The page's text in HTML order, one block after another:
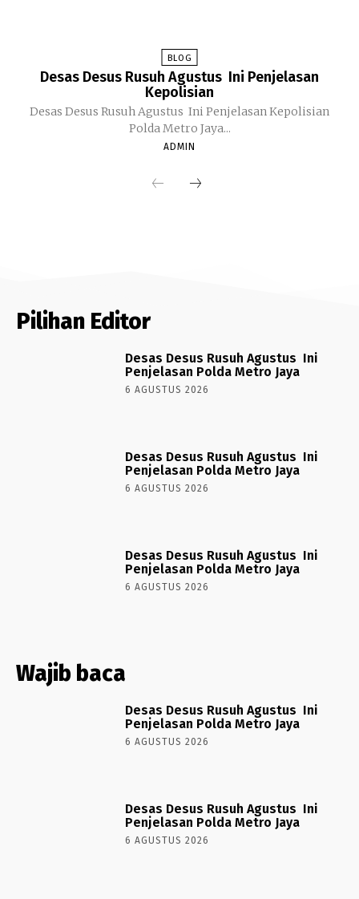
BLOG
Desas Desus Rusuh Agustus Ini Penjelasan
Kepolisian
Desas Desus Rusuh Agustus Ini Penjelasan Kepolisian
Polda Metro Jaya...
ADMIN
Pilihan Editor
Desas Desus Rusuh Agustus Ini
Penjelasan Polda Metro Jaya
6 AGUSTUS 2026
Desas Desus Rusuh Agustus Ini
Penjelasan Polda Metro Jaya
6 AGUSTUS 2026
Desas Desus Rusuh Agustus Ini
Penjelasan Polda Metro Jaya
6 AGUSTUS 2026
Wajib baca
Desas Desus Rusuh Agustus Ini
Penjelasan Polda Metro Jaya
6 AGUSTUS 2026
Desas Desus Rusuh Agustus Ini
Penjelasan Polda Metro Jaya
6 AGUSTUS 2026